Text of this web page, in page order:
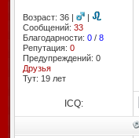
Возраст: 36 |
|
Сообщений: 33
Благодарности: 0/ 8
Репутация: 0
Предупреждений: 0
Друзья
Тут: 19 лет
ICQ: